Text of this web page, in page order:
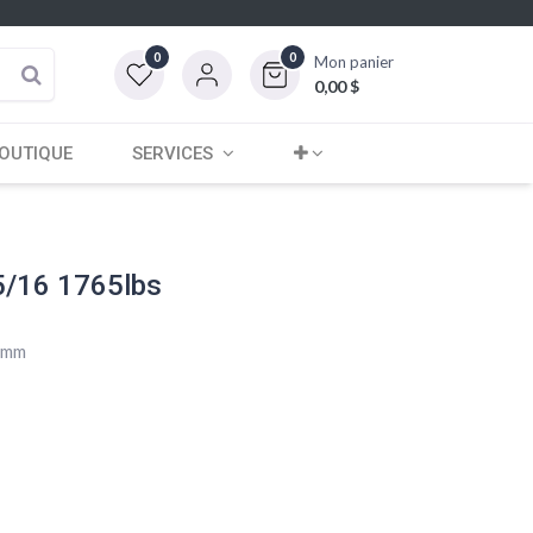
0 0 Mon panier
0,00$
SERVICES
16 1765lbs